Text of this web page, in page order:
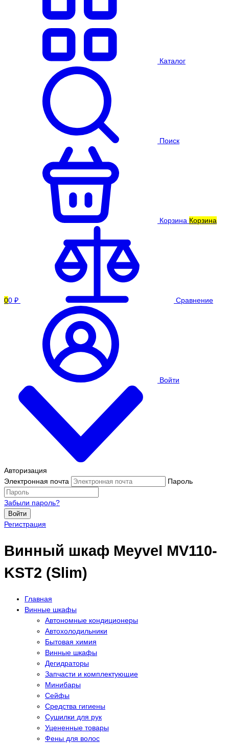
Каталог
Поиск
Корзина Корзина
00 ₽ Сравнение
Войти
Авторизация
Электронная почта
Пароль
Забыли пароль?
Войти
Регистрация
Винный шкаф Meyvel MV110-
KST2 (Slim)
Главная
Винные шкафы
Автономные кондиционеры
Автохолодильники
Бытовая химия
Винные шкафы
Дегидраторы
Запчасти и комплектующие
Минибары
Сейфы
Средства гигиены
Сушилки для рук
Уцененные товары
Фены для волос